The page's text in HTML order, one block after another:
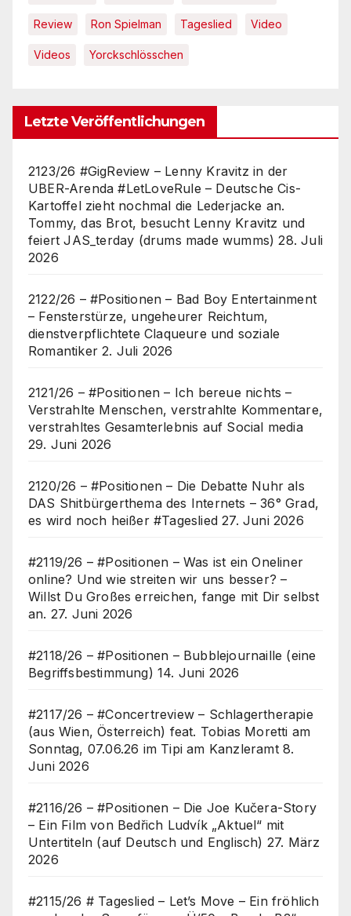
Review Ron Spielman Tageslied Video
Videos Yorckschlösschen
Letzte Veröffentlichungen
2123/26 #GigReview – Lenny Kravitz in der
UBER-Arenda #LetLoveRule – Deutsche Cis-
Kartoffel zieht nochmal die Lederjacke an.
Tommy, das Brot, besucht Lenny Kravitz und
feiert JAS_terday (drums made wumms) 28. Juli
2026
2122/26 – #Positionen – Bad Boy Entertainment
– Fensterstürze, ungeheurer Reichtum,
dienstverpflichtete Claqueure und soziale
Romantiker 2. Juli 2026
2121/26 – #Positionen – Ich bereue nichts –
Verstrahlte Menschen, verstrahlte Kommentare,
verstrahltes Gesamterlebnis auf Social media
29. Juni 2026
2120/26 – #Positionen – Die Debatte Nuhr als
DAS Shitbürgerthema des Internets – 36° Grad,
es wird noch heißer #Tageslied 27. Juni 2026
#2119/26 – #Positionen – Was ist ein Oneliner
online? Und wie streiten wir uns besser? –
Willst Du Großes erreichen, fange mit Dir selbst
an. 27. Juni 2026
#2118/26 – #Positionen – Bubblejournaille (eine
Begriffsbestimmung) 14. Juni 2026
#2117/26 – #Concertreview – Schlagertherapie
(aus Wien, Österreich) feat. Tobias Moretti am
Sonntag, 07.06.26 im Tipi am Kanzleramt 8.
Juni 2026
#2116/26 – #Positionen – Die Joe Kučera-Story
– Ein Film von Bedřich Ludvík „Aktuel“ mit
Untertiteln (auf Deutsch und Englisch) 27. März
2026
#2115/26 # Tageslied – Let’s Move – Ein fröhlich